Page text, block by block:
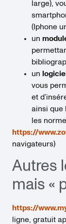
large),
(Iphone
un
un
vous
et
ainsi que
les
https://
navigateurs)
Autres
mais «
https://
ligne, gratuit